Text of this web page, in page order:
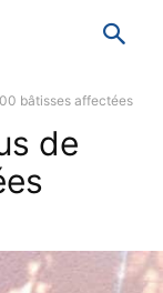
bâtisses affectées
de